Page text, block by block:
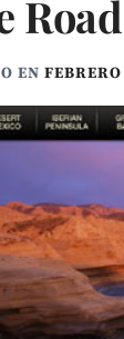
EN